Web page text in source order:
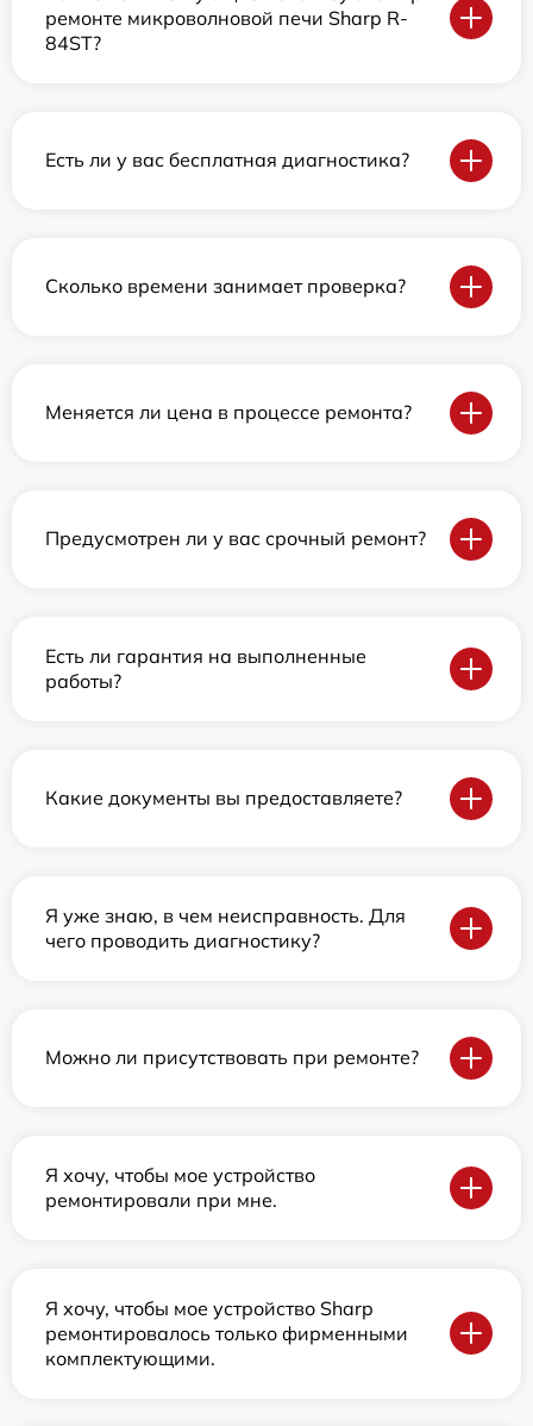
ремонте микроволновой печи Sharp R-
84ST?
Есть ли у вас бесплатная диагностика?
Сколько времени занимает проверка?
Меняется ли цена в процессе ремонта?
Предусмотрен ли у вас срочный ремонт?
Есть ли гарантия на выполненные
работы?
Какие документы вы предоставляете?
Я уже знаю, в чем неисправность. Для
чего проводить диагностику?
Можно ли присутствовать при ремонте?
Я хочу, чтобы мое устройство
ремонтировали при мне.
Я хочу, чтобы мое устройство Sharp
ремонтировалось только фирменными
комплектующими.